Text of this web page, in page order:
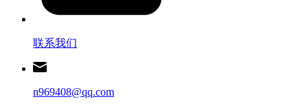
联系我们
n969408@qq.com